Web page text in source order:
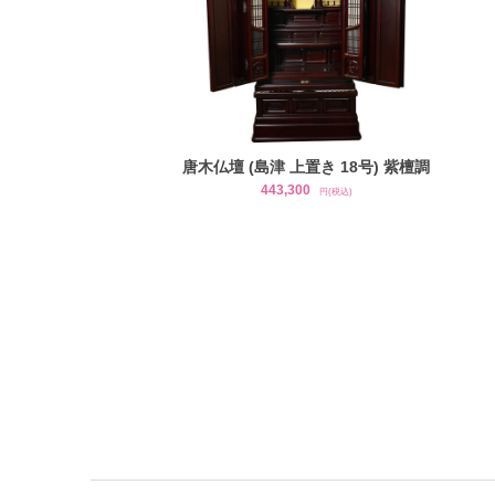
唐木仏壇 (島津 上置き 18号) 紫檀調
443,300 円(税込)